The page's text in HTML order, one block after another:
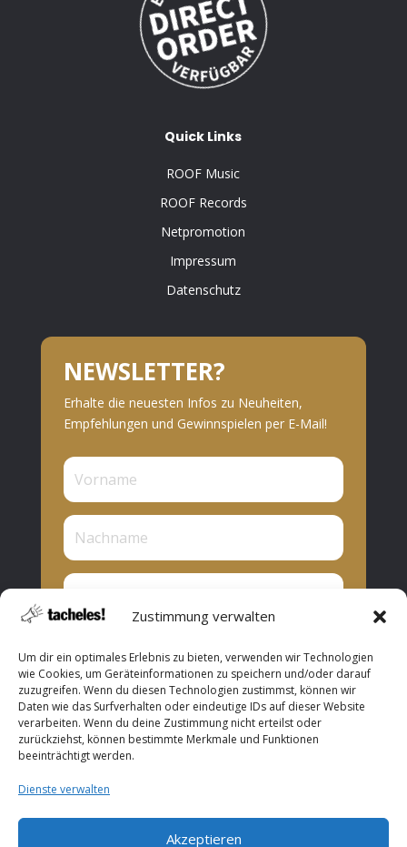
Zustimmung verwalten
Um dir ein optimales Erlebnis zu bieten, verwenden wir Technologien
wie Cookies, um Geräteinformationen zu speichern und/oder darauf
zuzugreifen. Wenn du diesen Technologien zustimmst, können wir
Daten wie das Surfverhalten oder eindeutige IDs auf dieser Website
verarbeiten. Wenn du deine Zustimmung nicht erteilst oder
zurückziehst, können bestimmte Merkmale und Funktionen
beeinträchtigt werden.
Dienste verwalten
Akzeptieren
Quick Links
ROOF Music
ROOF Records
Netpromotion
Impressum
Datenschutz
NEWSLETTER?
Erhalte die neuesten Infos zu Neuheiten,
Empfehlungen und Gewinnspielen per E-Mail!
Privat
Presse
Abonnieren
Copyright © 2026 ROOF Music. All Rights Reserved.